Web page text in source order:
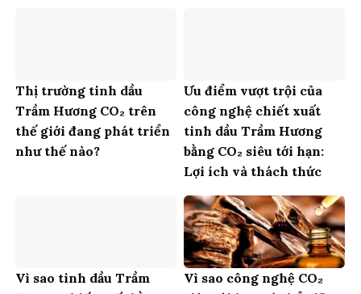
Thị trường tinh dầu
Trầm Hương CO₂ trên
thế giới đang phát triển
như thế nào?
Ưu điểm vượt trội của
công nghệ chiết xuất
tinh dầu Trầm Hương
bằng CO₂ siêu tới hạn:
Lợi ích và thách thức
Vì sao tinh dầu Trầm
Vì sao công nghệ CO₂